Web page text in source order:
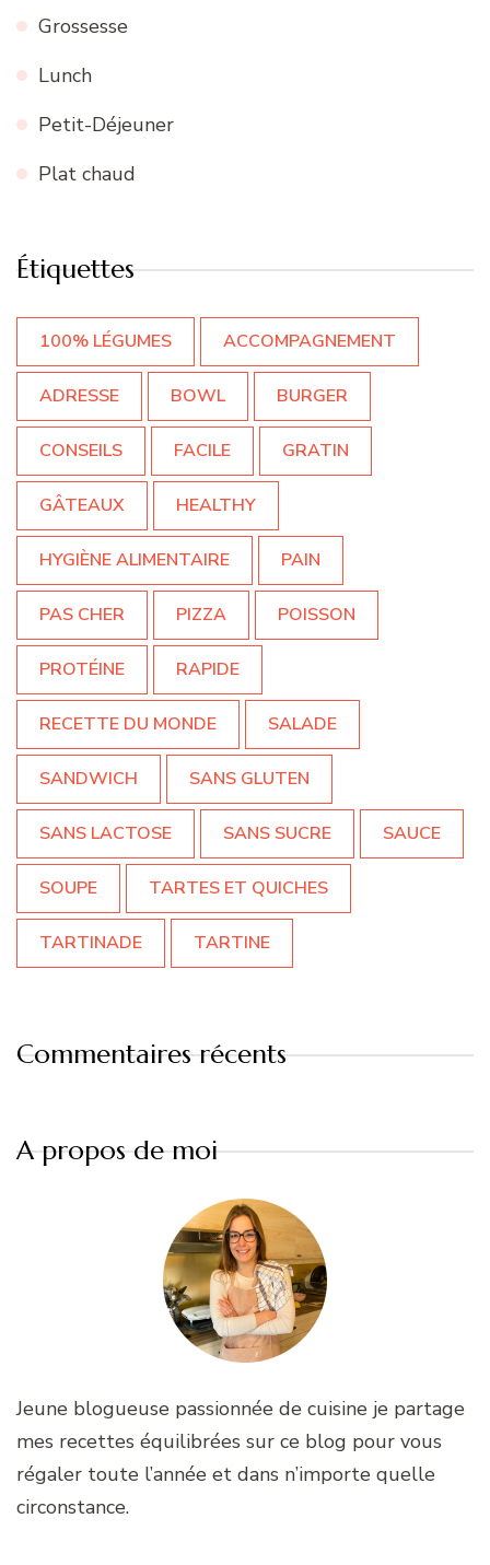
Grossesse
Lunch
Petit-Déjeuner
Plat chaud
Étiquettes
100% LÉGUMES ACCOMPAGNEMENT
ADRESSE BOWL BURGER
CONSEILS FACILE GRATIN
GÂTEAUX HEALTHY
HYGIÈNE ALIMENTAIRE PAIN
PAS CHER PIZZA POISSON
PROTÉINE RAPIDE
RECETTE DU MONDE SALADE
SANDWICH SANS GLUTEN
SANS LACTOSE SANS SUCRE SAUCE
SOUPE TARTES ET QUICHES
TARTINADE TARTINE
Commentaires récents
A propos de moi
Jeune blogueuse passionnée de cuisine je partage
mes recettes équilibrées sur ce blog pour vous
régaler toute l’année et dans n’importe quelle
circonstance.